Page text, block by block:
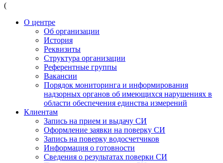
(
О центре
Об организации
История
Реквизиты
Структура организации
Референтные группы
Вакансии
Порядок мониторинга и информирования
надзорных органов об имеющихся нарушениях в
области обеспечения единства измерений
Клиентам
Запись на прием и выдачу СИ
Оформление заявки на поверку СИ
Запись на поверку водосчетчиков
Информация о готовности
Сведения о результатах поверки СИ